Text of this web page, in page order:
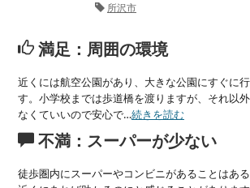
所沢市
満足：周囲の環境
近くには航空公園があり、大きな公園にすぐに
す。小学校までは歩道橋を渡りますが、それ以
なくていいので安心で…続きを読む
不満：スーパーが少ない
徒歩圏内にスーパーやコンビニがあることはあ